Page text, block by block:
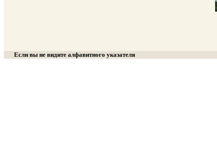
Если вы не видите алфавитного указателя